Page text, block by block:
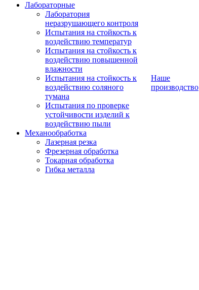
Лабораторные
Лаборатория
неразрушающего контроля
Испытания на стойкость к
воздействию температур
Испытания на стойкость к
воздействию повышенной
влажности
Испытания на стойкость к
воздействию соляного
тумана
Испытания по проверке
устойчивости изделий к
воздействию пыли
Механообработка
Лазерная резка
Фрезерная обработка
Токарная обработка
Гибка металла
Наше
производство